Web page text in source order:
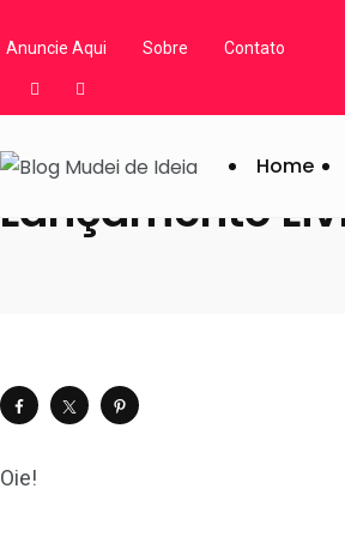
Anuncie Aqui Sobre Contato
Home
Blog Mudei de Ideia / Artigos
Lançamento
Oie!